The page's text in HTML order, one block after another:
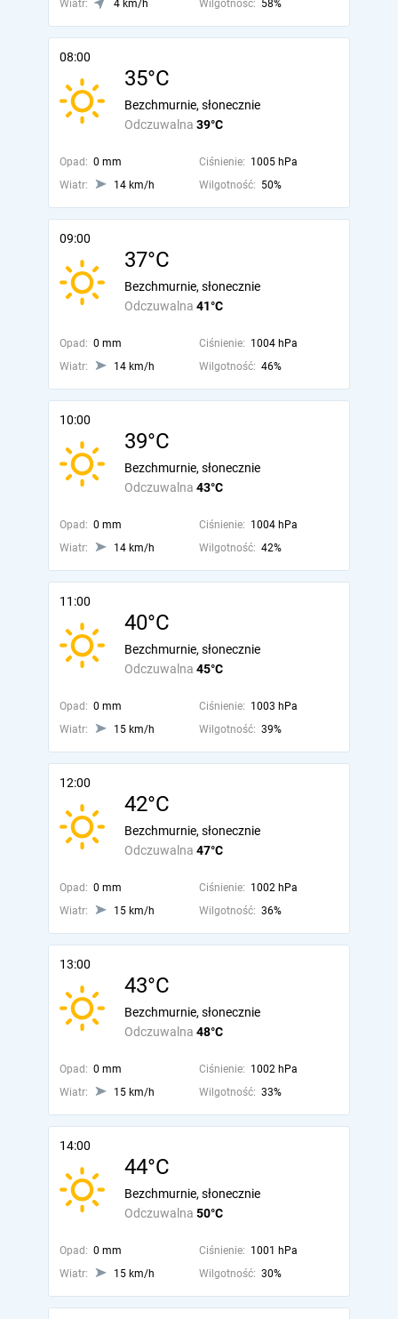
Wiatr: 4 km/h Wilgotność: 58%
08:00
35°C
Odczuwalna 39°C
Bezchmurnie, słonecznie
Opad: 0 mm Ciśnienie: 1005 hPa
Wiatr:
14 km/h Wilgotność: 50%
09:00
37°C
Odczuwalna 41°C
Bezchmurnie, słonecznie
Opad: 0 mm Ciśnienie: 1004 hPa
Wiatr:
14 km/h Wilgotność: 46%
10:00
39°C
Odczuwalna 43°C
Bezchmurnie, słonecznie
Opad: 0 mm Ciśnienie: 1004 hPa
Wiatr:
14 km/h Wilgotność: 42%
11:00
40°C
Odczuwalna 45°C
Bezchmurnie, słonecznie
Opad: 0 mm Ciśnienie: 1003 hPa
Wiatr:
15 km/h Wilgotność: 39%
12:00
42°C
Odczuwalna 47°C
Bezchmurnie, słonecznie
Opad: 0 mm Ciśnienie: 1002 hPa
Wiatr:
15 km/h Wilgotność: 36%
13:00
43°C
Odczuwalna 48°C
Bezchmurnie, słonecznie
Opad: 0 mm Ciśnienie: 1002 hPa
Wiatr:
15 km/h Wilgotność: 33%
14:00
44°C
Odczuwalna 50°C
Bezchmurnie, słonecznie
Opad: 0 mm Ciśnienie: 1001 hPa
Wiatr:
15 km/h Wilgotność: 30%